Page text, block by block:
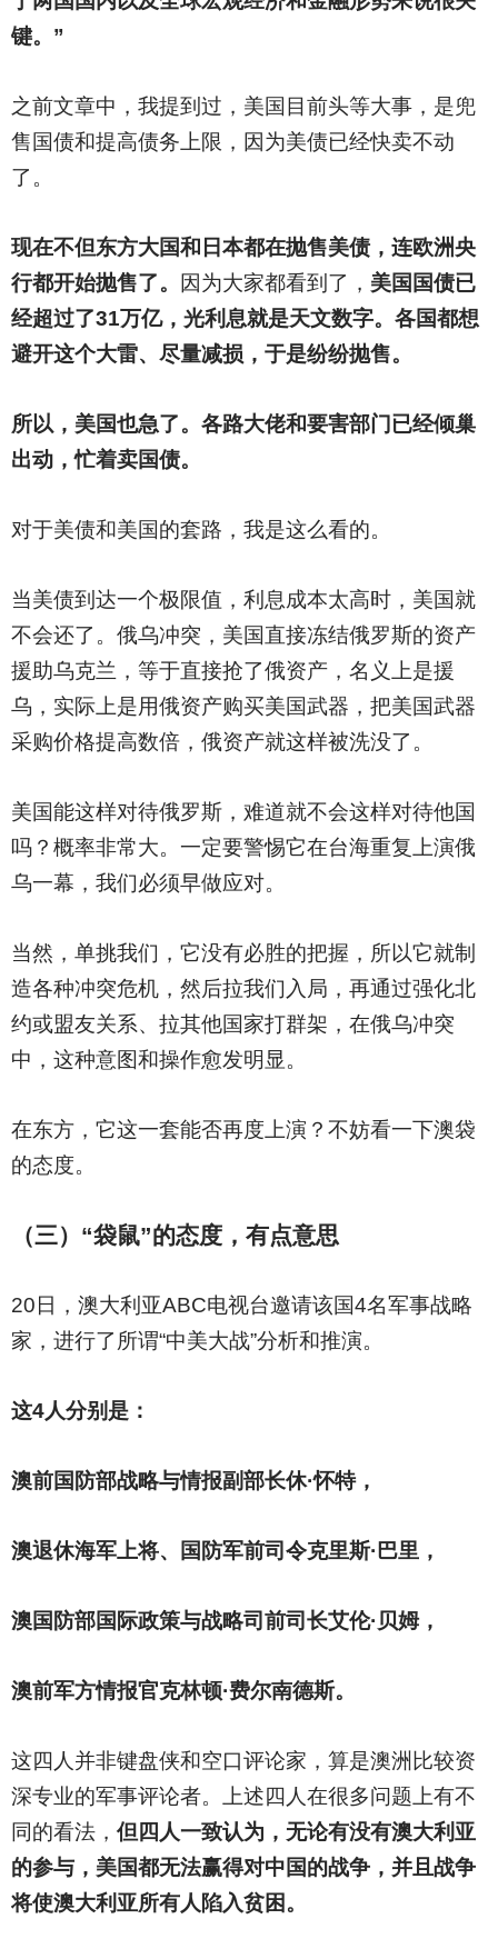
键。”
之前文章中，我提到过，美国目前头等大事，是兜
售国债和提高债务上限，因为美债已经快卖不动
了。
现在不但东方大国和日本都在抛售美债，连欧洲央
行都开始抛售了。
因为大家都看到了， 美国国债已
经超过了31万亿，光利息就是天文数字。各国都想
避开这个大雷、尽量减损，于是纷纷抛售。
所以，美国也急了。各路大佬和要害部门已经倾巢
出动，忙着卖国债。
对于美债和美国的套路，我是这么看的。
当美债到达一个极限值，利息成本太高时，美国就
不会还了。俄乌冲突，美国直接冻结俄罗斯的资产
援助乌克兰，等于直接抢了俄资产，名义上是援
乌，实际上是用俄资产购买美国武器，把美国武器
采购价格提高数倍，俄资产就这样被洗没了。
美国能这样对待俄罗斯，难道就不会这样对待他国
吗？概率非常大。一定要警惕它在台海重复上演俄
乌一幕，我们必须早做应对。
当然，单挑我们，它没有必胜的把握，所以它就制
造各种冲突危机，然后拉我们入局，再通过强化北
约或盟友关系、拉其他国家打群架，在俄乌冲突
中，这种意图和操作愈发明显。
在东方，它这一套能否再度上演？不妨看一下澳袋
的态度。
（三）“袋鼠”的态度，有点意思
20 日，澳大利亚ABC电视台邀请该国4名军事战略
家，进行了所谓“中美大战”分析和推演。
这4人分别是：
澳前国防部战略与情报副部长休·怀特，
澳退休海军上将、国防军前司令克里斯·巴里，
澳国防部国际政策与战略司前司长艾伦·贝姆，
澳前军方情报官克林顿·费尔南德斯。
这四人并非键盘侠和空口评论家，算是澳洲比较资
深专业的军事评论者。上述四人在很多问题上有不
同的看法， 但四人一致认为，无论有没有澳大利亚
的参与，美国都无法赢得对中国的战争，并且战争
将使澳大利亚所有人陷入贫困。